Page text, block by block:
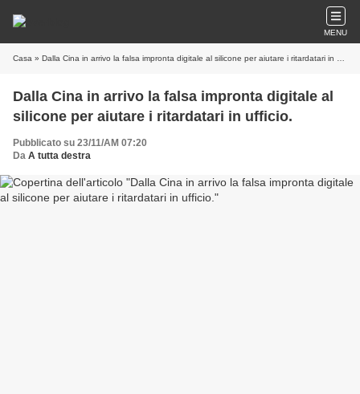
MENU
Casa » Dalla Cina in arrivo la falsa impronta digitale al silicone per aiutare i ritardatari in ufficio.
Dalla Cina in arrivo la falsa impronta digitale al
silicone per aiutare i ritardatari in ufficio.
Pubblicato su 23/11/AM 07:20
Da A tutta destra